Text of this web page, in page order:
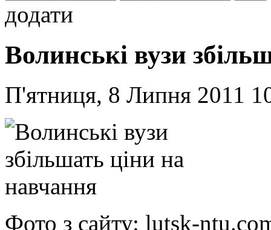
додати
Волинські вузи
П'ятниця, 8 Липня 2011
Фото з сайту: lutsk-